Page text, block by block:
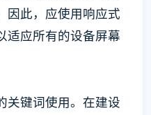
因此，应使用响应式
适应所有的设备屏幕
关键词使用。在建设